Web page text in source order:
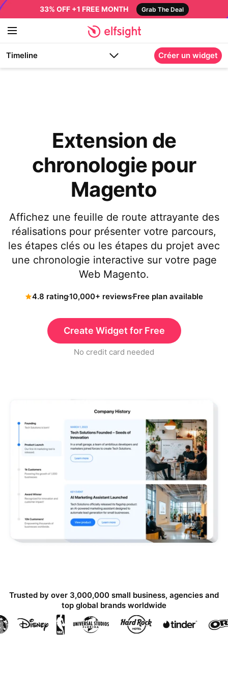
33% OFF +1 FREE MONTH Grab The Deal
Timeline Créer un widget
Extension de
chronologie pour
Magento
Affichez une feuille de route attrayante des
réalisations pour présenter votre parcours,
les étapes clés ou les étapes du projet avec
une chronologie interactive sur votre page
Web Magento.
4.8 rating10,000+ reviewsFree plan available
Create Widget for Free
No credit card needed
Trusted by over 3,000,000 small business, agencies and
top global brands worldwide